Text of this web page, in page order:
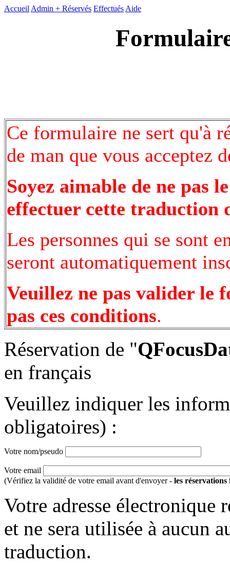
Accueil Admin + Réservés Effectués Aide
Ce formulaire ne sert qu'à
de man que vous acceptez
Soyez aimable de ne pas
effectuer cette traduction
Les personnes qui se sont
seront automatiquement
Veuillez ne pas valider le
pas ces conditions.
Réservation de "
en français
Veuillez indiquer les
obligatoires) :
Votre nom/pseudo
Votre email
(Vérifiez la validité de votre email avant d'envoyer - les réservations
Votre adresse électronique
et ne sera utilisée à aucun
traduction.